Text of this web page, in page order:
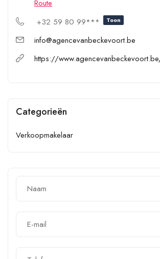
Route
+32 59 80 99***
Toon
info@agencevanbeckevoort.be
https://
Categorieën
Verkoopmakelaar